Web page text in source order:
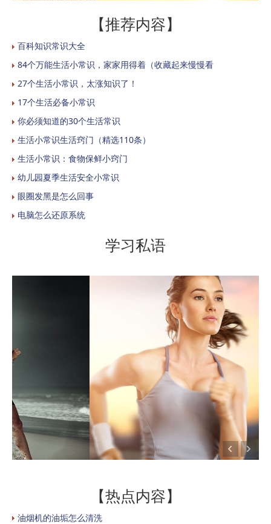
【推荐内容】
百科知识常识大全
84个万能生活小常识，家家用得着（收藏起来慢慢看
27个生活小常识，太涨知识了！
17个生活必备小常识
你必须知道的30个生活常识
生活小常识生活窍门（精选110条）
生活小常识：食物保鲜小窍门
幼儿园夏季生活安全小常识
眼圈发黑是怎么回事
电脑怎么还原系统
学习私语
【热点内容】
油烟机的油垢怎么清洗